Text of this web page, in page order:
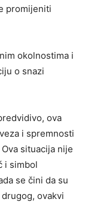
promijeniti
okolnostima i
o snazi
ova
i spremnosti
situacija nije
i simbol
se čini da su
ovakvi